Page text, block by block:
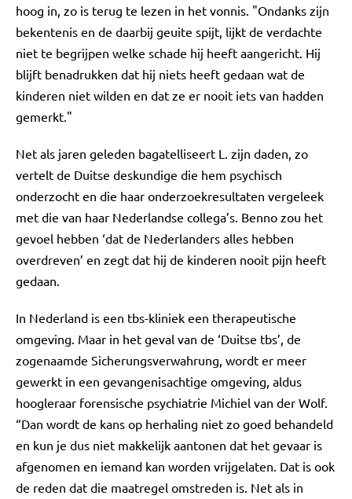
hoog in, zo is terug te lezen in het vonnis. "Ondanks zijn
bekentenis en de daarbij geuite spijt, lijkt de verdachte
niet te begrijpen welke schade hij heeft aangericht. Hij
blijft benadrukken dat hij niets heeft gedaan wat de
kinderen niet wilden en dat ze er nooit iets van hadden
gemerkt."
Net als jaren geleden bagatelliseert L. zijn daden, zo
vertelt de Duitse deskundige die hem psychisch
onderzocht en die haar onderzoekresultaten vergeleek
met die van haar Nederlandse collega’s. Benno zou het
gevoel hebben ‘dat de Nederlanders alles hebben
overdreven’ en zegt dat hij de kinderen nooit pijn heeft
gedaan.
In Nederland is een tbs-kliniek een therapeutische
omgeving. Maar in het geval van de ‘Duitse tbs’, de
zogenaamde Sicherungsverwahrung, wordt er meer
gewerkt in een gevangenisachtige omgeving, aldus
hoogleraar forensische psychiatrie Michiel van der Wolf.
“Dan wordt de kans op herhaling niet zo goed behandeld
en kun je dus niet makkelijk aantonen dat het gevaar is
afgenomen en iemand kan worden vrijgelaten. Dat is ook
de reden dat die maatregel omstreden is. Net als in